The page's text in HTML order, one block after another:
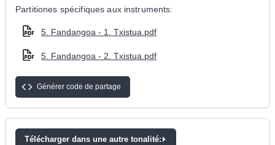
Partitiones spécifiques aux instruments:
5. Fandangoa - 1. Txistua.pdf
5. Fandangoa - 2. Txistua.pdf
Générer code de partage
Télécharger dans une autre tonalité: